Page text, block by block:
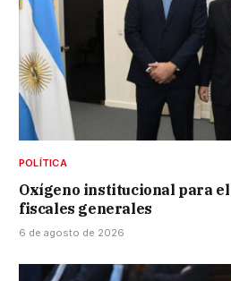
POLÍTICA
Oxígeno institucional para
fiscales generales
6 de agosto de 2026